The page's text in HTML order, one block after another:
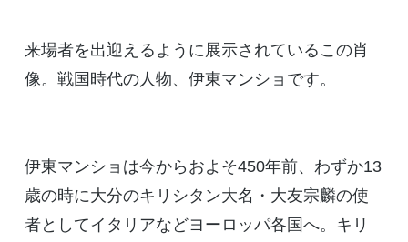
来場者を出迎えるように展示されているこの肖
像。戦国時代の人物、伊東マンショです。
伊東マンショは今からおよそ450年前、わずか13
歳の時に大分のキリシタン大名・大友宗麟の使
者としてイタリアなどヨーロッパ各国へ。キリ